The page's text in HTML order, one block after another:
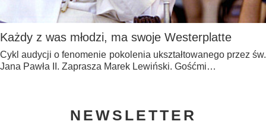
Każdy z was młodzi, ma swoje Westerplatte
Cykl audycji o fenomenie pokolenia ukształtowanego przez św.
Jana Pawła II. Zaprasza Marek Lewiński. Gośćmi…
NEWSLETTER